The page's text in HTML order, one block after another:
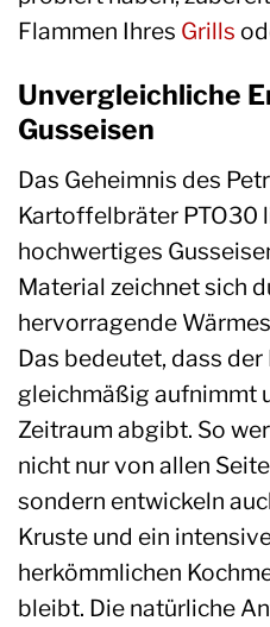
Flammen Ihres Grills
Unvergleichliche
Gusseisen
Das Geheimnis des
Kartoffelbräter PTO30
hochwertiges
Material zeichnet sich
hervorragende
Das bedeutet, dass
gleichmäßig aufnimmt
Zeitraum abgibt. So
nicht nur von allen
sondern entwickeln
Kruste und ein
herkömmlichen
bleibt. Die natürliche